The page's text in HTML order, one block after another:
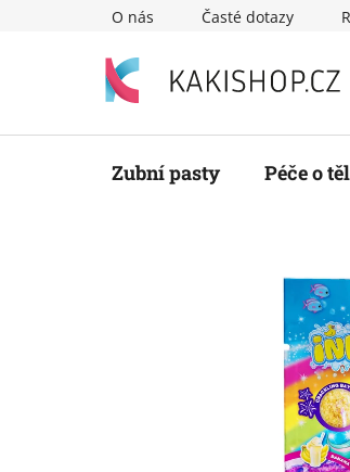
O nás Časté dotazy
Zubní pasty Péče o